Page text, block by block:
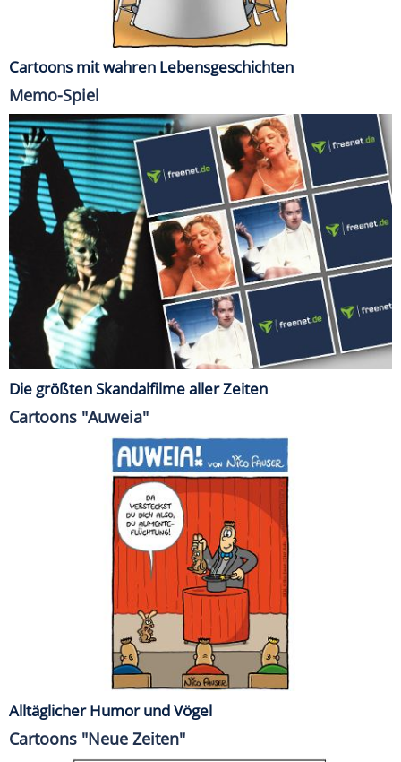
Cartoons mit wahren Lebensgeschichten
Memo-Spiel
Die größten Skandalfilme aller Zeiten
Cartoons "Auweia"
Alltäglicher Humor und Vögel
Cartoons "Neue Zeiten"